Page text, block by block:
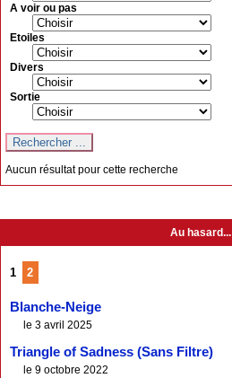
A voir ou pas
Etoiles
Divers
Sortie
Aucun résultat pour cette recherche
Au hasard...
1 2
Blanche-Neige
le 3 avril 2025
Triangle of Sadness (Sans Filtre)
le 9 octobre 2022